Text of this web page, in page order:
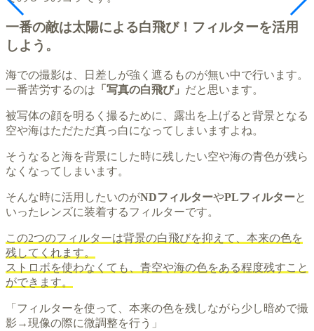
一番の敵は太陽による白飛び！フィルターを活用
しよう。
海での撮影は、日差しが強く遮るものが無い中で行います。
一番苦労するのは 「写真の白飛び」 だと思います。
被写体の顔を明るく撮るために、露出を上げると背景となる
空や海はただただ真っ白になってしまいますよね。
そうなると海を背景にした時に残したい空や海の青色が残ら
なくなってしまいます。
そんな時に活用したいのがNDフィルターやPLフィルターと
いったレンズに装着するフィルターです。
この2つのフィルターは背景の白飛びを抑えて、本来の色を
残してくれます。
ストロボを使わなくても、青空や海の色をある程度残すこと
ができます。
「フィルターを使って、本来の色を残しながら少し暗めで撮
影→現像の際に微調整を行う」